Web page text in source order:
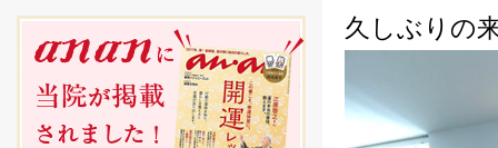
久しぶりの